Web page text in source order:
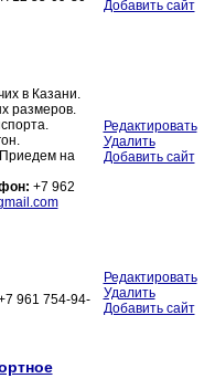
Добавить сайт
в Казани.
размеров.
на
+7 962
Редактировать
Удалить
Добавить сайт
961 754-94-
Редактировать
Удалить
Добавить сайт